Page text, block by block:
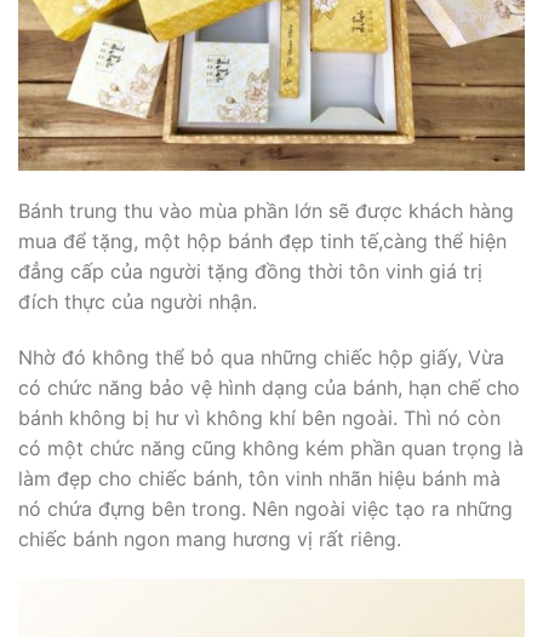
Bánh trung thu vào mùa phần lớn sẽ được khách hàng
mua để tặng, một hộp bánh đẹp tinh tế,càng thể hiện
đẳng cấp của người tặng đồng thời tôn vinh giá trị
đích thực của người nhận.
Nhờ đó không thể bỏ qua những chiếc hộp giấy, Vừa
có chức năng bảo vệ hình dạng của bánh, hạn chế cho
bánh không bị hư vì không khí bên ngoài. Thì nó còn
có một chức năng cũng không kém phần quan trọng là
làm đẹp cho chiếc bánh, tôn vinh nhãn hiệu bánh mà
nó chứa đựng bên trong. Nên ngoài việc tạo ra những
chiếc bánh ngon mang hương vị rất riêng.